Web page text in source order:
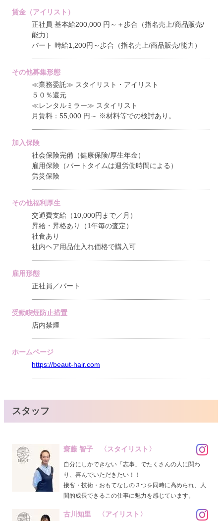
賃金（アイリスト）
正社員 基本給200,000 円～＋歩合（指名売上/商品販売/
能力）
パート 時給1,200円～歩合（指名売上/商品販売/能力）
その他募集形態
≪業務委託≫ スタイリスト・アイリスト
５０％還元
≪レンタルミラー≫ スタイリスト
月賃料：55,000 円～ ※材料等での検討あり。
加入保険
社会保険完備（健康保険/厚生年金）
雇用保険（パートタイムは週労働時間による）
労災保険
その他福利厚生
交通費支給（10,000円まで／月）
昇給・昇格あり（1年毎の査定）
社食あり
社内ヘア用品仕入れ価格で購入可
雇用形態
正社員／パート
受動喫煙防止措置
店内禁煙
ホームページ
https://beaut-hair.com
スタッフ
齋藤 智子 〈スタイリスト〉
自分にしかできない「志事」でたくさんの人に関わ
り、喜んでいただきたい！！
接客・技術・おもてなしの３つを同時に高められ、人
間的成長できるこの仕事に魅力を感じています。
古川知里 〈アイリスト〉